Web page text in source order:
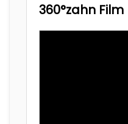
360°zahn Film